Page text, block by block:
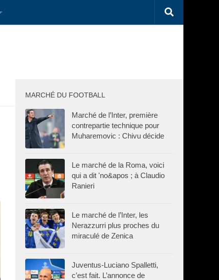
MARCHÉ DU FOOTBALL
Marché de l’Inter, première
contrepartie technique pour
Muharemovic : Chivu décide
Le marché de la Roma, voici
qui a dit 'no&apos ; à Claudio
Ranieri
Le marché de l’Inter, les
Nerazzurri plus proches du
miraculé de Zenica
Juventus-Luciano Spalletti,
c’est fait. L’annonce de